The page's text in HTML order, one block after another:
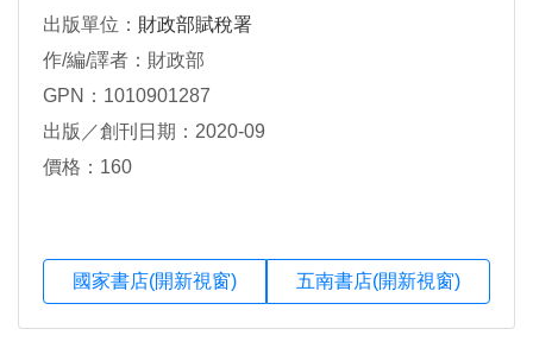
出版單位： 財政部賦稅署
作/編/譯者：財政部
GPN：1010901287
出版／創刊日期：2020-09
價格：160
國家書店(開新視窗) 五南書店(開新視窗)